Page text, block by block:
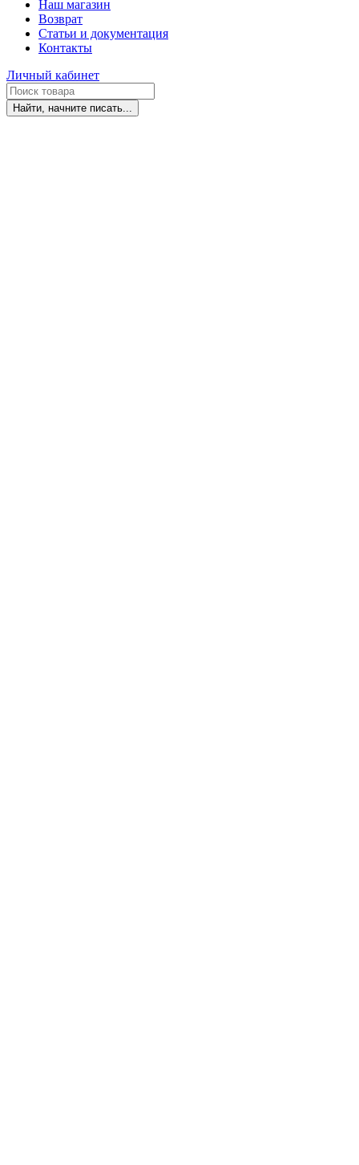
Наш магазин
Возврат
Статьи и документация
Контакты
Личный кабинет
Найти, начните писать...